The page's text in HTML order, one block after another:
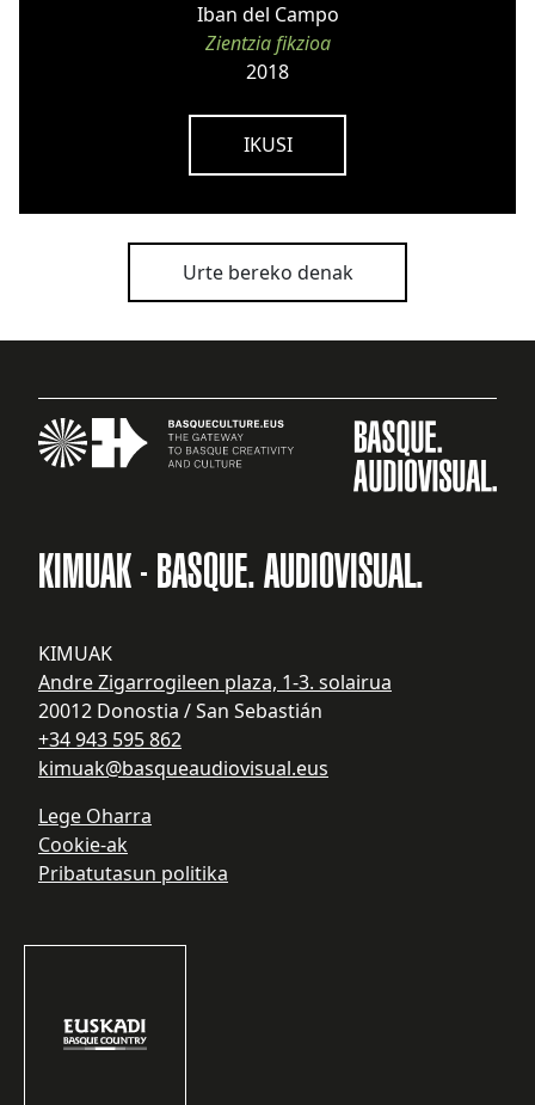
Iban del Campo
Zientzia fikzioa
2018
IKUSI
Urte bereko denak
KIMUAK - BASQUE. AUDIOVISUAL.
KIMUAK
Andre Zigarrogileen plaza, 1-3. solairua
20012 Donostia / San Sebastián
+34 943 595 862
kimuak@basqueaudiovisual.eus
Lege Oharra
Cookie-ak
Pribatutasun politika